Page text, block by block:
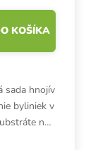
KOŠÍKA
sada hnojív
byliniek v
na